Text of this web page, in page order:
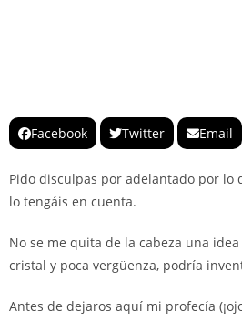
Facebook Twitter Email
Pido disculpas por adelantado por lo
lo tengáis en cuenta.
No se me quita de la cabeza una
cristal y poca vergüenza, podría
Antes de dejaros aquí mi profecía